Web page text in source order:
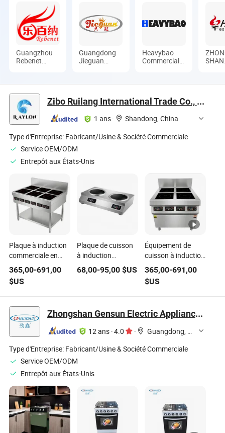
Guangzhou
Rebenet
Manufacturing
Co., Ltd.
Guangdong
Jieguan
Manufacturing
Heavybao
Commercial
SHAN
Zibo Ruilang International Trade Co., Ltd.
1 ans·
Shandong, China
Type d'Entreprise: Fabricant/Usine & Société Commerciale
Service OEM/ODM
Entrepôt aux États-Unis
Plaque à induction
commerciale en
acier inoxydable de
haute qualité 4/6/8
365,00-691,00
$US
Plaque de cuisson
à induction
commerciale
portable avec tête
autoportante
68,00-95,00$US
Équipement de
cuisson à induction
commercial
autonome
personnalisé
365,00-691,00
$US
Zhongshan Gensun Electric Appliance Co., Ltd
12 ans ·4.0 ·
Guangdong, China
Type d'Entreprise: Fabricant/Usine & Société Commerciale
Service OEM/ODM
Entrepôt aux États-Unis